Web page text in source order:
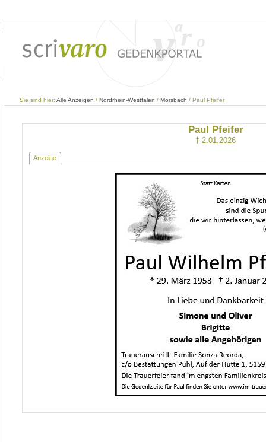
Sie sind hier: Alle Anzeigen / Nordrhein-Westfalen / Morsbach / Paul Pfeifer
Paul Pfeifer
† 2.01.2026
Anzeige